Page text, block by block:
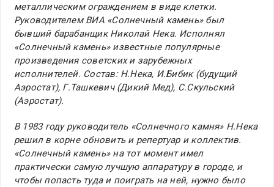
металлическим ограждением в виде клетки.
Руководителем ВИА «Солнечный камень» был
бывший барабанщик Николай Нека. Исполнял
«Солнечный камень» известные популярные
произведения советских и зарубежных
исполнителей. Состав: Н.Нека, И.Бибик (будущий
Аэростат), Г.Ташкевич (Дикий Мед), С.Скульский
(Аэростат).
В 1983 году руководитель «Солнечного камня» Н.Нека
решил в корне обновить и репертуар и коллектив.
«Солнечный камень» на тот момент имел
практически самую лучшую аппаратуру в городе, и
чтобы попасть туда и поиграть на ней, нужно было